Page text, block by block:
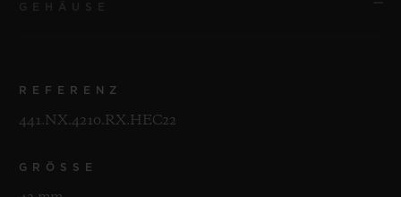
REFERENZ
441.NX.4210.RX.HEC22
GRÖSSE